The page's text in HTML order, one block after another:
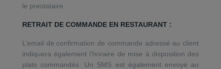
le prestataire.
RETRAIT DE COMMANDE EN RESTAURANT :
L’email de confirmation de commande adressé au client
indiquera également l’horaire de mise à disposition des
plats commandés. Un SMS est également envoyé au